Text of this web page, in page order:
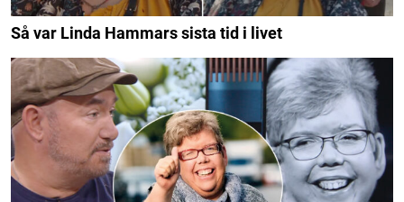
Så var Linda Hammars sista tid i livet